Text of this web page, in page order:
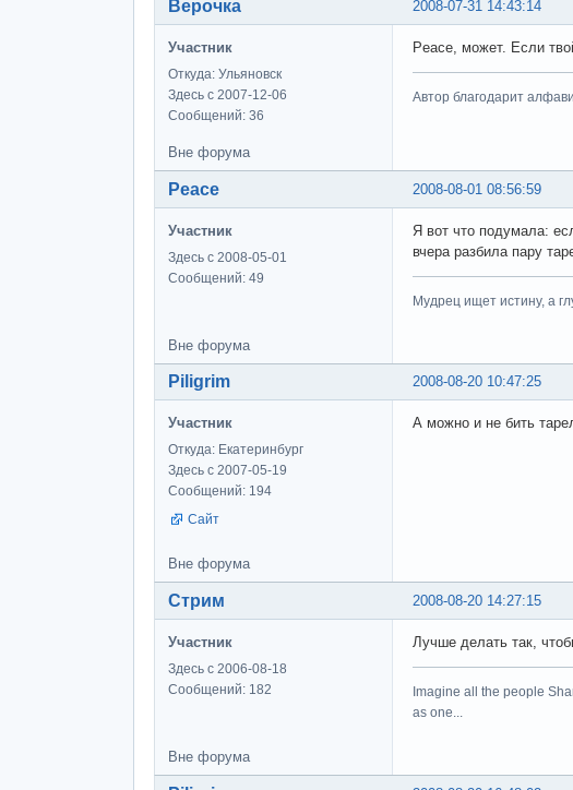
2008-07-31 14:43:14
Верочка
Участник
Откуда: Ульяновск
Здесь с 2007-12-06
Сообщений: 36
Peace, может. Если
Автор благодарит
Вне форума
2008-08-01 08:56:59
Peace
Участник
Здесь с 2008-05-01
Сообщений: 49
Я вот что подумала:
вчера разбила пару
Мудрец ищет истину, а
Вне форума
2008-08-20 10:47:25
Piligrim
Участник
Откуда: Екатеринбург
Здесь с 2007-05-19
Сообщений: 194
Сайт
А можно и не бить
Вне форума
2008-08-20 14:27:15
Стрим
Участник
Здесь с 2006-08-18
Сообщений: 182
Лучше делать так,
Imagine all the people
as one...
Вне форума